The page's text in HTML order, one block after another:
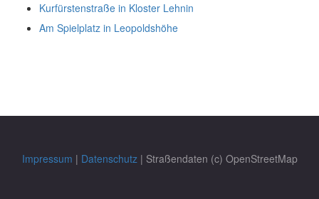
Kurfürstenstraße in Kloster Lehnin
Am Spielplatz in Leopoldshöhe
Impressum | Datenschutz| Straßendaten (c) OpenStreetMap